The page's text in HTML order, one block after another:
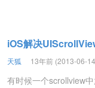
iOS解决
天狐 13年前 (2013-06-
有时候一个scrollview